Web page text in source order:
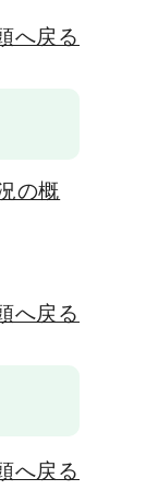
へ戻る
の概
へ戻る
へ戻る